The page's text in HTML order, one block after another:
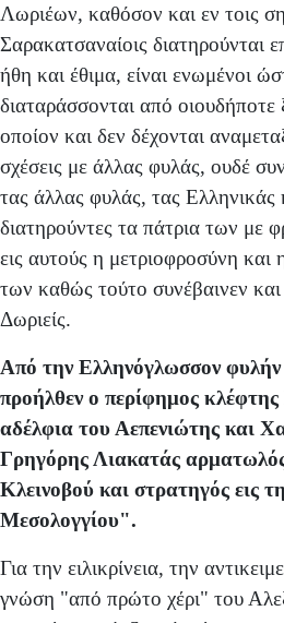
Λωριέων, καθόσον και εν τοις
Σαρακατσαναίοις διατηρούνται
ήθη και έθιμα, είναι ενωμένοι
διαταράσσονται από οιουδήποτε
οποίον και δεν δέχονται
σχέσεις με άλλας φυλάς, ουδέ
τας άλλας φυλάς, τας
διατηρούντες τα πάτρια των με
εις αυτούς η μετριοφροσύνη και
των καθώς τούτο συνέβαινεν
Δωριείς.
Από την Ελληνόγλωσσον
προήλθεν ο περίφημος
αδέλφια του Αεπενιώτης και
Γρηγόρης Λιακατάς
Κλεινοβού και στρατηγός εις
Μεσολογγίου".
Για την ειλικρίνεια, την
γνώση "από πρώτο χέρι" του